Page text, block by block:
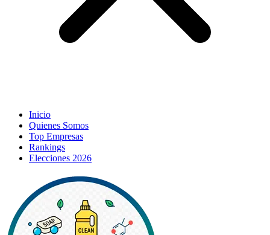
Inicio
Quienes Somos
Top Empresas
Rankings
Elecciones 2026